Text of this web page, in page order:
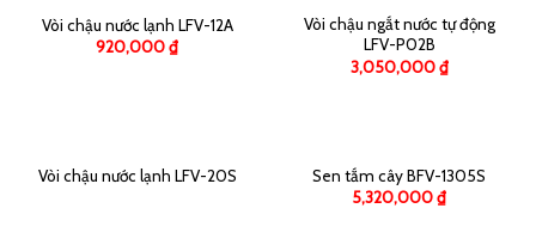
Vòi chậu nước lạnh LFV-12A
920,000₫
Vòi chậu ngắt nước tự động
LFV-P02B
3,050,000₫
Vòi chậu nước lạnh LFV-20S
Sen tắm cây BFV-1305S
5,320,000₫